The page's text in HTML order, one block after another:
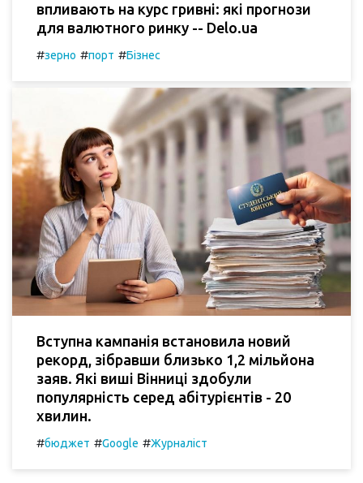
впливають на курс гривні: які прогнози
для валютного ринку -- Delo.ua
#зерно #порт #Бізнес
Вступна кампанія встановила новий
рекорд, зібравши близько 1,2 мільйона
заяв. Які виші Вінниці здобули
популярність серед абітурієнтів - 20
хвилин.
#бюджет #Google #Журналіст